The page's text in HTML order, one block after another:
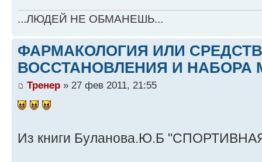
...ЛЮДЕЙ НЕ ОБМАНЕШЬ...
ФАРМАКОЛОГИЯ ИЛИ
ВОССТАНОВЛЕНИЯ И НАБОРА
Тренер » 27 фев 2011, 21:55
Из книги Буланова.Ю.Б